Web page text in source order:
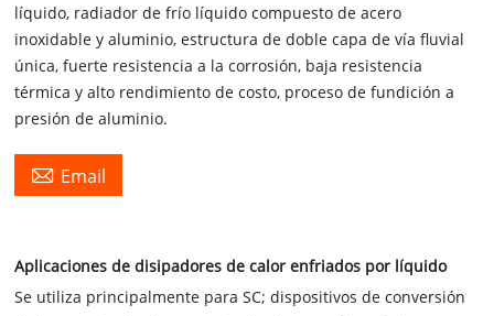
líquido, radiador de frío líquido compuesto de acero
inoxidable y aluminio, estructura de doble capa de vía fluvial
única, fuerte resistencia a la corrosión, baja resistencia
térmica y alto rendimiento de costo, proceso de fundición a
presión de aluminio.
 Email
Aplicaciones de disipadores de calor enfriados por líquido
Se utiliza principalmente para SC; dispositivos de conversión